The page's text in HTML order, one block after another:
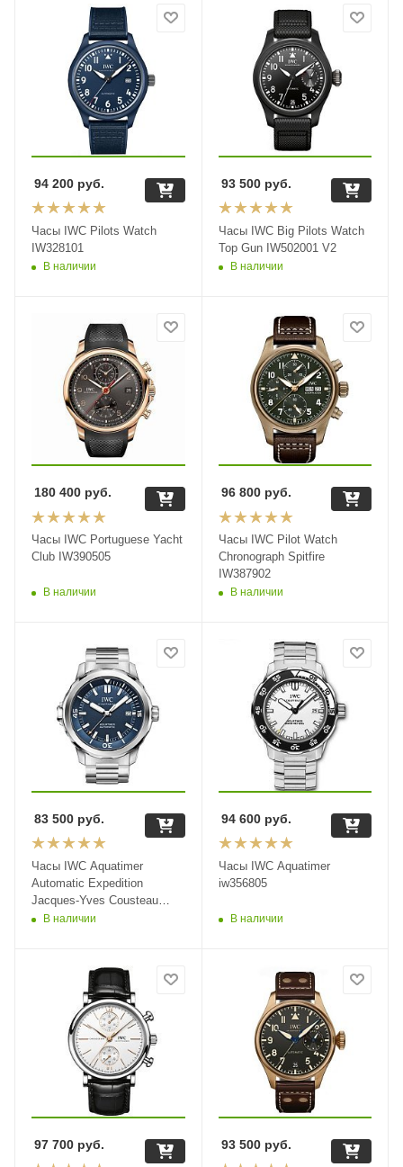
Часы IWC Pilots Watch
IW328101
В наличии
94 200 руб.
Часы IWC Big Pilots Watch
Top Gun IW502001 V2
В наличии
93 500руб.
Часы IWC Portuguese Yacht
Club IW390505
В наличии
180 400 руб.
Часы IWC Pilot Watch
Chronograph Spitfire
IW387902
В наличии
96 800руб.
Часы IWC Aquatimer
Automatic Expedition
Jacques-Yves Cousteau
IW329005
В наличии
83 500 руб.
Часы IWC Aquatimer
iw356805
В наличии
94 600руб.
97 700 руб. 93 500руб.